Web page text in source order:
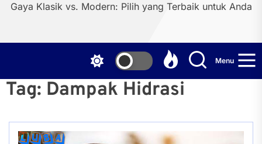
Gaya Klasik vs. Modern: Pilih yang Terbaik untuk Anda
Menu
Tag: Dampak Hidrasi